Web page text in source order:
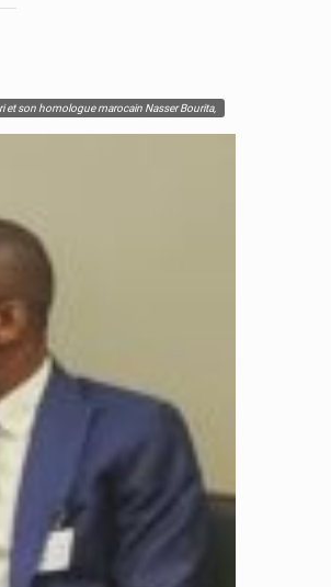
et son homologue marocain Nasser Bourita,